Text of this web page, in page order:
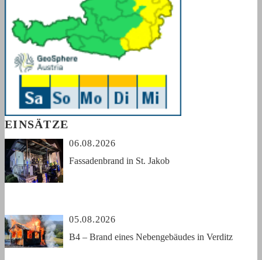
EINSÄTZE
06.08.2026
Fassadenbrand in St. Jakob
05.08.2026
B4 – Brand eines Nebengebäudes in Verditz